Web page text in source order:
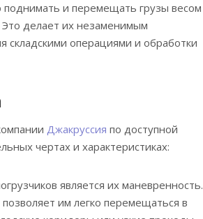
поднимать и перемещать грузы весом
Это делает их незаменимым
складскими операциями и обработки
Джакруссия по доступной
чертах и характеристиках:
является их маневренность.
им легко перемещаться в